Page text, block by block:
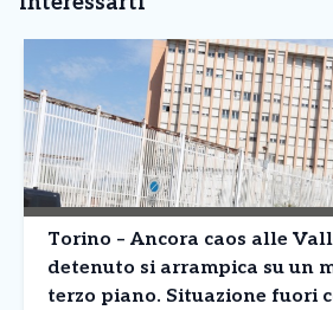
Torino – Ancora caos alle
detenuto si arrampica su un
terzo piano. Situazione fuori